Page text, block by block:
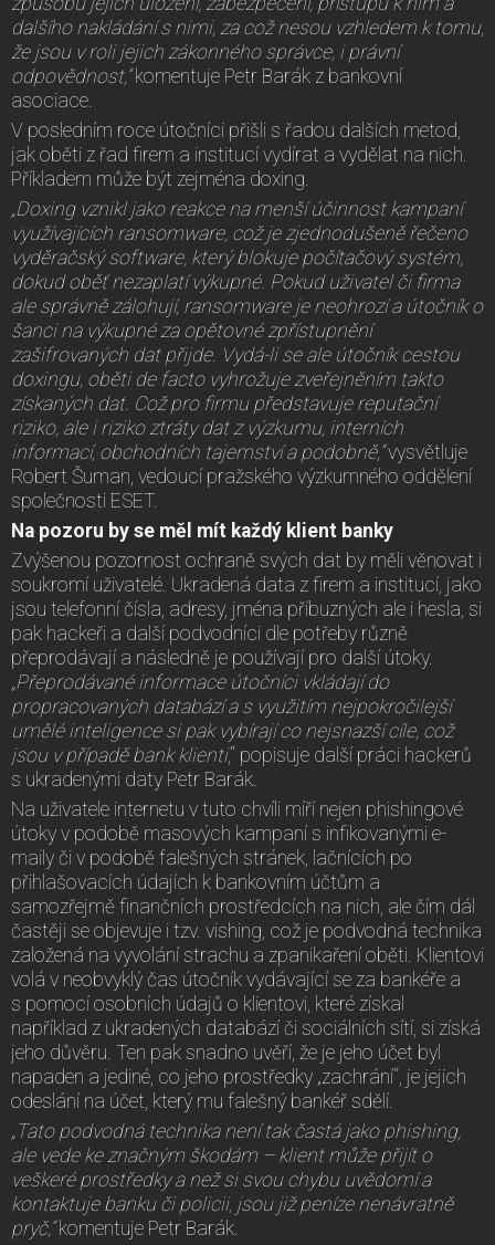
dalšího nakládání s nimi, za což nesou vzhledem k tomu,
že jsou v roli jejich zákonného správce, i právní
odpovědnost,“komentuje Petr Barák z bankovní
asociace.
V posledním roce útočníci přišli s řadou dalších metod,
jak oběti z řad firem a institucí vydírat a vydělat na nich.
Příkladem může být zejména doxing.
„Doxing vznikl jako reakce na menší účinnost kampaní
využívajících ransomware, což je zjednodušeně řečeno
vyděračský software, který blokuje počítačový systém,
dokud oběť nezaplatí výkupné. Pokud uživatel či firma
ale správně zálohují, ransomware je neohrozí a útočník o
šanci na výkupné za opětovné zpřístupnění
zašifrovaných dat přijde. Vydá-li se ale útočník cestou
doxingu, oběti de facto vyhrožuje zveřejněním takto
získaných dat. Což pro firmu představuje reputační
riziko, ale i riziko ztráty dat z výzkumu, interních
informací, obchodních tajemství a podobně,”vysvětluje
Robert Šuman, vedoucí pražského výzkumného oddělení
společnosti ESET.
Na pozoru by se měl mít každý klient banky
Zvýšenou pozornost ochraně svých dat by měli věnovat i
soukromí uživatelé. Ukradená data z firem a institucí, jako
jsou telefonní čísla, adresy, jména příbuzných ale i hesla, si
pak hackeři a další podvodníci dle potřeby různě
přeprodávají a následně je používají pro další útoky.
„Přeprodávané informace útočníci vkládají do
propracovaných databází a s využitím nejpokročilejší
umělé inteligence si pak vybírají co nejsnazší cíle, což
jsou v případě bank klienti,“ popisuje další práci hackerů
s ukradenými daty Petr Barák.
Na uživatele internetu v tuto chvíli míří nejen phishingové
útoky v podobě masových kampaní s infikovanými e-
maily či v podobě falešných stránek, lačnících po
přihlašovacích údajích k bankovním účtům a
samozřejmě finančních prostředcích na nich, ale čím dál
častěji se objevuje i tzv. vishing, což je podvodná technika
založená na vyvolání strachu a zpanikaření oběti. Klientovi
volá v neobvyklý čas útočník vydávající se za bankéře a
s pomocí osobních údajů o klientovi, které získal
například z ukradených databází či sociálních sítí, si získá
jeho důvěru. Ten pak snadno uvěří, že je jeho účet byl
napaden a jediné, co jeho prostředky „zachrání“, je jejich
odeslání na účet, který mu falešný bankéř sdělí.
„Tato podvodná technika není tak častá jako phishing,
ale vede ke značným škodám – klient může přijít o
veškeré prostředky a než si svou chybu uvědomí a
kontaktuje banku či policii, jsou již peníze nenávratně
pryč,“komentuje Petr Barák.